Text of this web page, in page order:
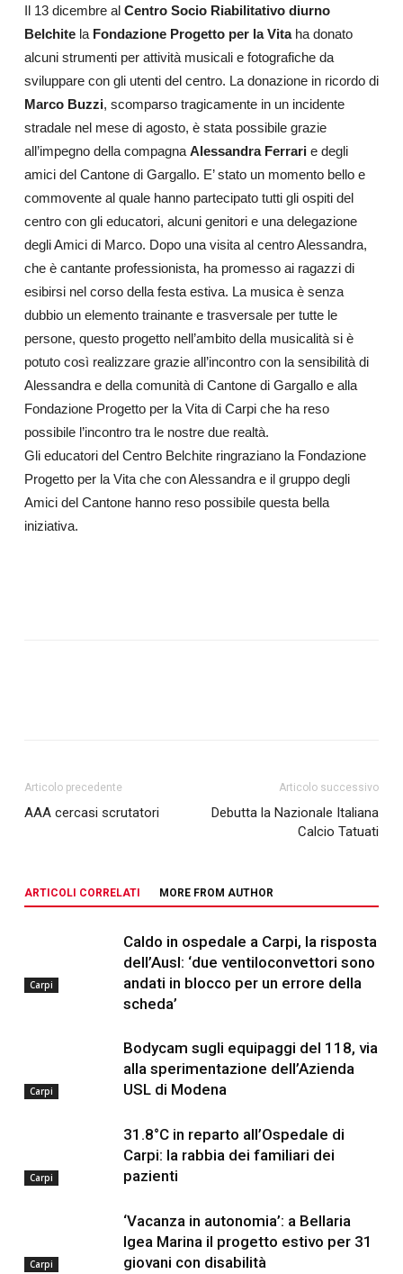
Il 13 dicembre al Centro Socio Riabilitativo diurno
Belchitela Fondazione Progetto per la Vitaha donato
alcuni strumenti per attività musicali e fotografiche da
sviluppare con gli utenti del centro. La donazione in ricordo di
Marco Buzzi, scomparso tragicamente in un incidente
stradale nel mese di agosto, è stata possibile grazie
all’impegno della compagna Alessandra Ferrarie degli
amici del Cantone di Gargallo. E’ stato un momento bello e
commovente al quale hanno partecipato tutti gli ospiti del
centro con gli educatori, alcuni genitori e una delegazione
degli Amici di Marco. Dopo una visita al centro Alessandra,
che è cantante professionista, ha promesso ai ragazzi di
esibirsi nel corso della festa estiva. La musica è senza
dubbio un elemento trainante e trasversale per tutte le
persone, questo progetto nell’ambito della musicalità si è
potuto così realizzare grazie all’incontro con la sensibilità di
Alessandra e della comunità di Cantone di Gargallo e alla
Fondazione Progetto per la Vita di Carpi che ha reso
possibile l’incontro tra le nostre due realtà.
Gli educatori del Centro Belchite ringraziano la Fondazione
Progetto per la Vita che con Alessandra e il gruppo degli
Amici del Cantone hanno reso possibile questa bella
iniziativa.
Articolo precedente
AAA cercasi scrutatori
Articolo successivo
Debutta la Nazionale Italiana
Calcio Tatuati
ARTICOLI CORRELATI MORE FROM AUTHOR
Carpi
Caldo in ospedale a Carpi, la risposta
dell’Ausl: ‘due ventiloconvettori sono
andati in blocco per un errore della
scheda’
Carpi
Bodycam sugli equipaggi del 118, via
alla sperimentazione dell’Azienda
USL di Modena
Carpi
31.8°C in reparto all’Ospedale di
Carpi: la rabbia dei familiari dei
pazienti
Carpi
‘Vacanza in autonomia’: a Bellaria
Igea Marina il progetto estivo per 31
giovani con disabilità